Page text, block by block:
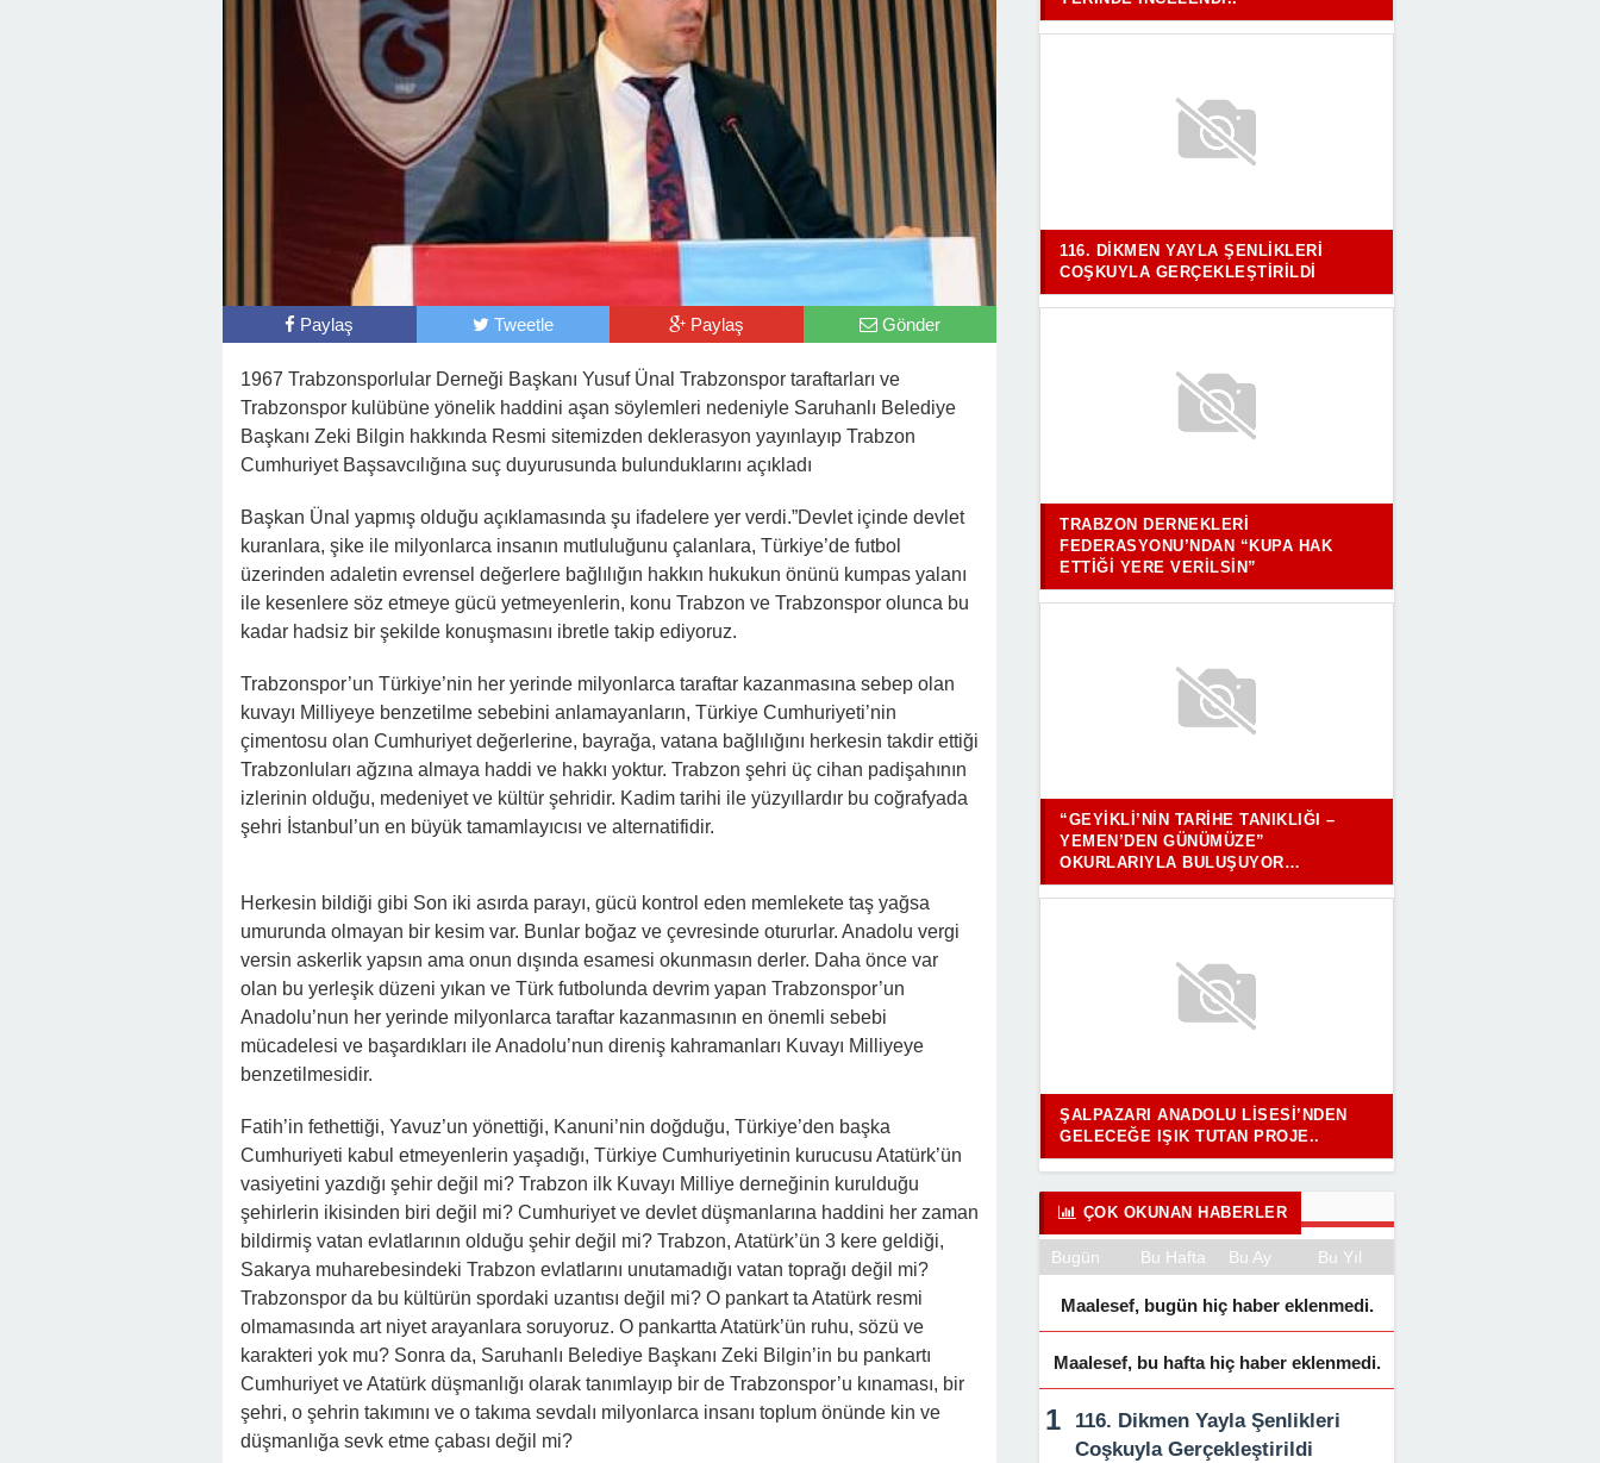
Paylaş Tweetle Paylaş Gönder
1967 Trabzonsporlular Derneği Başkanı Yusuf Ünal Trabzonspor taraftarları ve
Trabzonspor kulübüne yönelik haddini aşan söylemleri nedeniyle Saruhanlı Belediye
Başkanı Zeki Bilgin hakkında Resmi sitemizden deklerasyon yayınlayıp Trabzon
Cumhuriyet Başsavcılığına suç duyurusunda bulunduklarını açıkladı
Başkan Ünal yapmış olduğu açıklamasında şu ifadelere yer verdi.”Devlet içinde devlet
kuranlara, şike ile milyonlarca insanın mutluluğunu çalanlara, Türkiye’de futbol
üzerinden adaletin evrensel değerlere bağlılığın hakkın hukukun önünü kumpas yalanı
ile kesenlere söz etmeye gücü yetmeyenlerin, konu Trabzon ve Trabzonspor olunca bu
kadar hadsiz bir şekilde konuşmasını ibretle takip ediyoruz.
Trabzonspor’un Türkiye’nin her yerinde milyonlarca taraftar kazanmasına sebep olan
kuvayı Milliyeye benzetilme sebebini anlamayanların, Türkiye Cumhuriyeti’nin
çimentosu olan Cumhuriyet değerlerine, bayrağa, vatana bağlılığını herkesin takdir ettiği
Trabzonluları ağzına almaya haddi ve hakkı yoktur. Trabzon şehri üç cihan padişahının
izlerinin olduğu, medeniyet ve kültür şehridir. Kadim tarihi ile yüzyıllardır bu coğrafyada
şehri İstanbul’un en büyük tamamlayıcısı ve alternatifidir.
Herkesin bildiği gibi Son iki asırda parayı, gücü kontrol eden memlekete taş yağsa
umurunda olmayan bir kesim var. Bunlar boğaz ve çevresinde otururlar. Anadolu vergi
versin askerlik yapsın ama onun dışında esamesi okunmasın derler. Daha önce var
olan bu yerleşik düzeni yıkan ve Türk futbolunda devrim yapan Trabzonspor’un
Anadolu’nun her yerinde milyonlarca taraftar kazanmasının en önemli sebebi
mücadelesi ve başardıkları ile Anadolu’nun direniş kahramanları Kuvayı Milliyeye
benzetilmesidir.
Fatih’in fethettiği, Yavuz’un yönettiği, Kanuni’nin doğduğu, Türkiye’den başka
Cumhuriyeti kabul etmeyenlerin yaşadığı, Türkiye Cumhuriyetinin kurucusu Atatürk’ün
vasiyetini yazdığı şehir değil mi? Trabzon ilk Kuvayı Milliye derneğinin kurulduğu
şehirlerin ikisinden biri değil mi? Cumhuriyet ve devlet düşmanlarına haddini her zaman
bildirmiş vatan evlatlarının olduğu şehir değil mi? Trabzon, Atatürk’ün 3 kere geldiği,
Sakarya muharebesindeki Trabzon evlatlarını unutamadığı vatan toprağı değil mi?
Trabzonspor da bu kültürün spordaki uzantısı değil mi? O pankart ta Atatürk resmi
olmamasında art niyet arayanlara soruyoruz. O pankartta Atatürk’ün ruhu, sözü ve
karakteri yok mu? Sonra da, Saruhanlı Belediye Başkanı Zeki Bilgin’in bu pankartı
Cumhuriyet ve Atatürk düşmanlığı olarak tanımlayıp bir de Trabzonspor’u kınaması, bir
şehri, o şehrin takımını ve o takıma sevdalı milyonlarca insanı toplum önünde kin ve
düşmanlığa sevk etme çabası değil mi?
116. DIKMEN YAYLA ŞENLIKLERI
COŞKUYLA GERÇEKLEŞTIRILDI
TRABZON DERNEKLERI
FEDERASYONU’NDAN “KUPA HAK
ETTIĞI YERE VERILSIN”
“GEYIKLI’NIN TARIHE TANIKLIĞI –
YEMEN’DEN GÜNÜMÜZE”
OKURLARIYLA BULUŞUYOR…
ŞALPAZARI ANADOLU LISESI’NDEN
GELECEĞE IŞIK TUTAN PROJE..
ÇOK OKUNAN HABERLER
Bugün Bu Hafta Bu Ay Bu Yıl
Maalesef, bugün hiç haber eklenmedi.
Maalesef, bu hafta hiç haber eklenmedi.
116. Dikmen Yayla Şenlikleri
Coşkuyla Gerçekleştirildi